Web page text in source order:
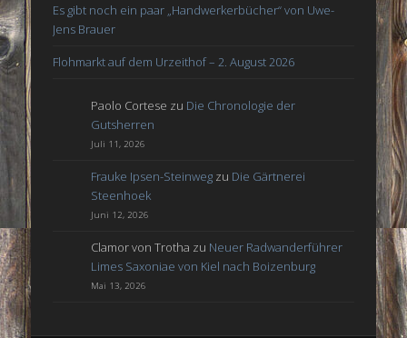
Es gibt noch ein paar „Handwerkerbücher“ von Uwe-
Jens Brauer
Flohmarkt auf dem Urzeithof – 2. August 2026
Paolo Cortese zu Die Chronologie der
Gutsherren
Juli 11, 2026
Frauke Ipsen-Steinweg zu Die Gärtnerei
Steenhoek
Juni 12, 2026
Clamor von Trotha zu Neuer Radwanderführer
Limes Saxoniae von Kiel nach Boizenburg
Mai 13, 2026